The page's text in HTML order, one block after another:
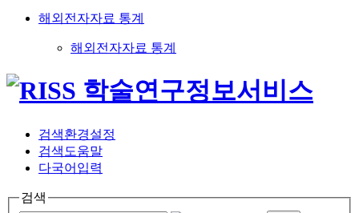
해외전자자료 통계
해외전자자료 통계
검색환경설정
검색도움말
다국어입력
검색